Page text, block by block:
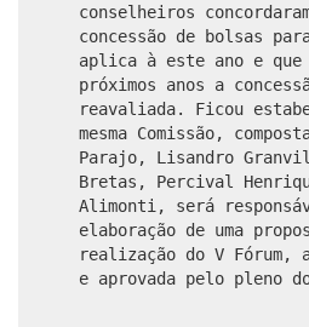
conselheiros
concessão de bolsas
aplica à este ano e que
próximos anos a
reavaliada. Ficou
mesma Comissão,
Parajo, Lisandro
Bretas, Percival
Alimonti, será
elaboração de uma
realização do V
e aprovada pelo pleno